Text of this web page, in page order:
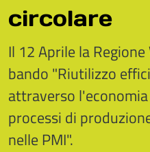
circolare
Il 12 Aprile la
bando "Riutilizzo
attraverso
processi di
nelle PMI".